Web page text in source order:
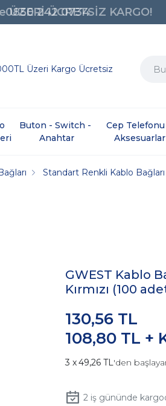
0850 242 0734
Üzeri Kargo Ücretsiz
Buton - Switch -
Anahtar
Cep Telefonu
Standart Renkli Kablo Bağları
GWEST Kablo
Kırmızı (100
108,80 TL +
130,56 TL
49,26 TL'den
2iş gününde